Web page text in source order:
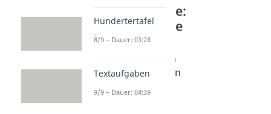
Weitere Inhalte:
Mathematische
Grundlagen
Rechnen mit Potenzen
Potenzen berechnen
Potenzregeln
Hundertertafel
8/9 – Dauer: 03:28
Textaufgaben
9/9 – Dauer: 04:39